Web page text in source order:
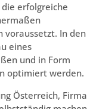
erfolgreiche
voraussetzt. In den
eines
und in Form
optimiert werden.
Österreich, Firma